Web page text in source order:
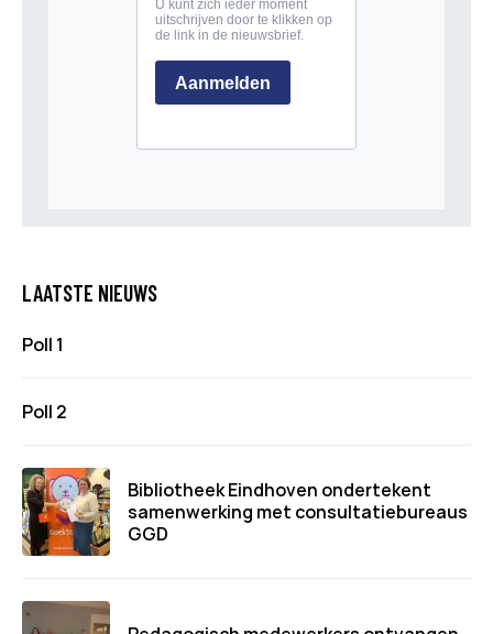
LAATSTE NIEUWS
Poll 1
Poll 2
Bibliotheek Eindhoven ondertekent
samenwerking met consultatiebureaus
GGD